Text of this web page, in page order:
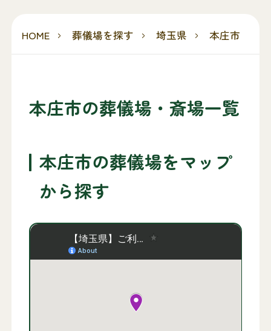
HOME 葬儀場を探す 埼玉県 本庄市
本庄市の葬儀場・斎場一覧
本庄市の葬儀場をマップ
から探す